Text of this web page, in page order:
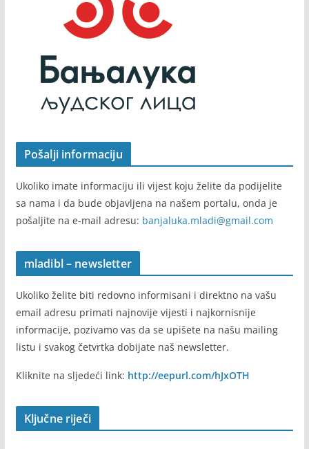
Pošalji informaciju
Ukoliko imate informaciju ili vijest koju želite da podijelite
sa nama i da bude objavljena na našem portalu, onda je
pošaljite na e-mail adresu: banjaluka.mladi@gmail.com
mladibl – newsletter
Ukoliko želite biti redovno informisani i direktno na vašu
email adresu primati najnovije vijesti i najkornisnije
informacije, pozivamo vas da se upišete na našu mailing
listu i svakog četvrtka dobijate naš newsletter.
Kliknite na sljedeći link: http://eepurl.com/hJxOTH
Ključne riječi